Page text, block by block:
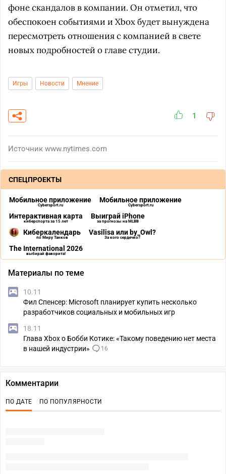
фоне скандалов в компании. Он отметил, что
обеспокоен событиями и Xbox будет вынуждена
пересмотреть отношения с компанией в свете
новых подробностей о главе студии.
Игры Новости Мнение
1
Источник www.nytimes.com
СПЕЦПРОЕКТЫ
Мобильное приложение
Cybersport.ru
Мобильное приложение
Cybersport.ru
Интерактивная карта
киберспорта за 15 лет
Выиграй iPhone
за прогнозы на MLBB
Киберкалендарь
по Миру Танков
Vasilisa или by_Owl?
За кого сердечко?
The International 2026
выбирай фаворита!
Материалы по теме
10.11
Фил Спенсер: Microsoft планирует купить несколько
разработчиков социальных и мобильных игр
18.11
Глава Xbox о Бобби Котике: «Такому поведению нет места
в нашей индустрии»
16
Комментарии
ПО ДАТЕ ПО ПОПУЛЯРНОСТИ